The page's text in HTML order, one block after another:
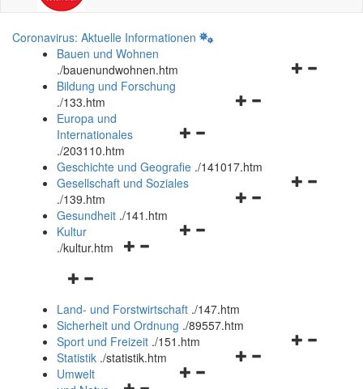
Coronavirus: Aktuelle Informationen
Bauen und Wohnen
./bauenundwohnen.htm
Navigationsmenü
Bildung und Forschung
./133.htm
Navigationsmenü
und
schließen
Europa und
Internationales
./203110.htm
Geschichte und Geografie ./141017.htm
Navigationsmenü
Gesellschaft und Soziales
./139.htm
Navigationsmenü
Gesundheit ./141.htm
Navigationsmenü
Kultur
./kultur.htm
Navigationsmenü
und
schließen
Land- und Forstwirtschaft ./147.htm
Sicherheit und Ordnung ./89557.htm
Navigationsmenü
Sport und Freizeit ./151.htm
Navigationsmenü
Statistik ./statistik.htm
Umwelt